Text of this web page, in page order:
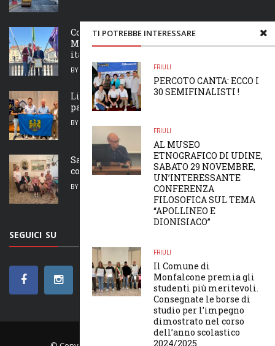
TI POTREBBE INTERESSARE
FRIULI
PERCOTO CANTA: ECCO I
30 SEMIFINALISTI !
FRIULI
AL MUSEO
ETNOGRAFICO DI UDINE,
SABATO 29 NOVEMBRE,
UN’INTERESSANTE
CONFERENZA
FILOSOFICA SUL TEMA
“APOLLINEO E
DIONISIACO”
FRIULI
Il Comune di
Monfalcone premia gli
studenti più meritevoli.
Consegnate le borse di
studio per l’impegno
dimostrato nel corso
dell’anno scolastico
2024/2025
Consegnato il gagliardetto della Città di
Monfalcone a Bruno Poserina, Campione
italiano di Decathlon
BY MAIRA TREVISAN 5 AGOSTO 2026
Lis Acuilis de bale dal zei a fevelaran ancje
par furlan
BY
San Giorgio al Tagliamento, Adele Buffon
compie 100 anni
BY 5 AGOSTO 2026
SEGUICI SU